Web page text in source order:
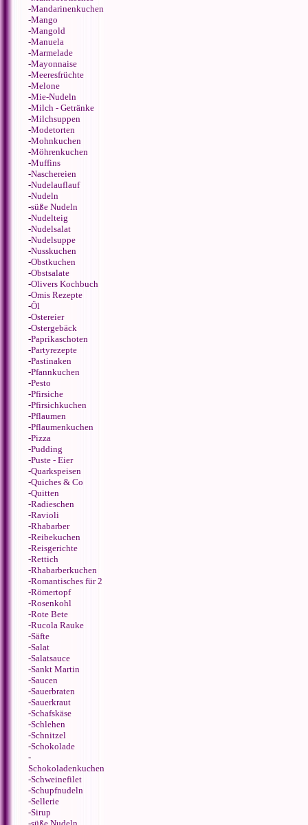
-Mandarinenkuchen
-Mango
-Mangold
-Manuela
-Marmelade
-Mayonnaise
-Meeresfrüchte
-Melone
-Mie-Nudeln
-Milch - Getränke
-Milchsuppen
-Modetorten
-Mohnkuchen
-Möhrenkuchen
-Muffins
-Naschereien
-Nudelauflauf
-Nudeln
-süße Nudeln
-Nudelteig
-Nudelsalat
-Nudelsuppe
-Nusskuchen
-Obstkuchen
-Obstsalate
-Olivers Kochbuch
-Omis Rezepte
-Öl
-Ostereier
-Ostergebäck
-Paprikaschoten
-Partyrezepte
-Pastinaken
-Pfannkuchen
-Pesto
-Pfirsiche
-Pfirsichkuchen
-Pflaumen
-Pflaumenkuchen
-Pizza
-Pudding
-Puste - Eier
-Quarkspeisen
-Quiches & Co
-Quitten
-Radieschen
-Ravioli
-Rhabarber
-Reibekuchen
-Reisgerichte
-Rettich
-Rhabarberkuchen
-Romantisches für 2
-Römertopf
-Rosenkohl
-Rote Bete
-Rucola Rauke
-Säfte
-Salat
-Salatsauce
-Sankt Martin
-Saucen
-Sauerbraten
-Sauerkraut
-Schafskäse
-Schlehen
-Schnitzel
-Schokolade
-
Schokoladenkuchen
-Schweinefilet
-Schupfnudeln
-Sellerie
-Sirup